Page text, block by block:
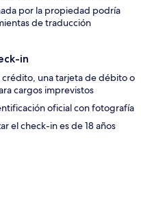
por la propiedad podría
de traducción
in
una tarjeta de débito o
cargos imprevistos
oficial con fotografía
el check-in es de 18 años